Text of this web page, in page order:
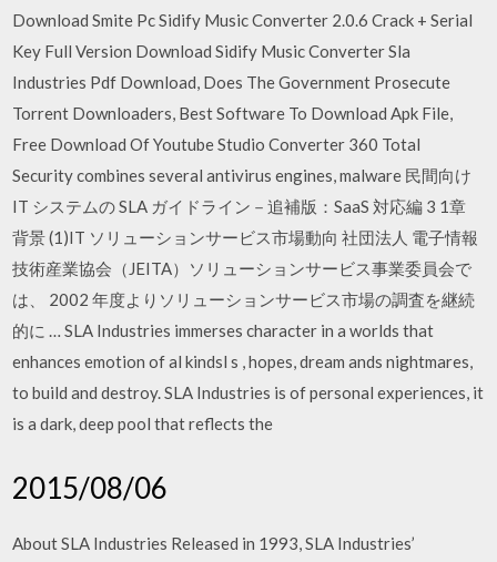
Download Smite Pc Sidify Music Converter 2.0.6 Crack + Serial
Key Full Version Download Sidify Music Converter Sla
Industries Pdf Download, Does The Government Prosecute
Torrent Downloaders, Best Software To Download Apk File,
Free Download Of Youtube Studio Converter 360 Total
Security combines several antivirus engines, malware 民間向け
IT システムの SLA ガイドライン－追補版：SaaS 対応編 3 1章
背景 (1)IT ソリューションサービス市場動向 社団法人 電子情報
技術産業協会（JEITA）ソリューションサービス事業委員会で
は、 2002 年度よりソリューションサービス市場の調査を継続
的に … SLA Industries immerses character in a worlds that
enhances emotion of al kindsl s , hopes, dream ands nightmares,
to build and destroy. SLA Industries is of personal experiences, it
is a dark, deep pool that reflects the
2015/08/06
About SLA Industries Released in 1993, SLA Industries’